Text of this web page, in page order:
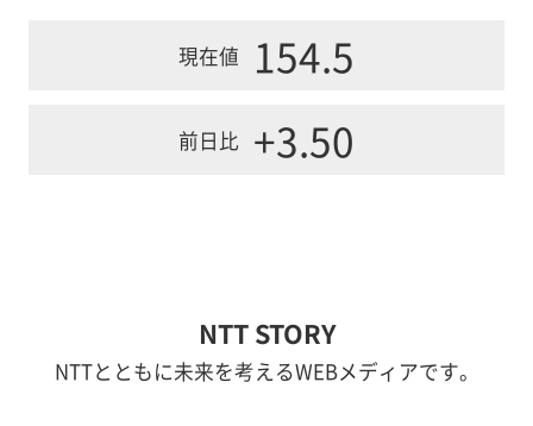
現在値 154.5
前日比 +3.50
NTT STORY
NTTとともに未来を考えるWEBメディアです。